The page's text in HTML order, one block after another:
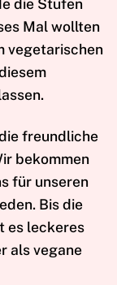
die Stufen
Mal wollten
vegetarischen
freundliche
bekommen
für unseren
Bis die
es leckeres
als vegane